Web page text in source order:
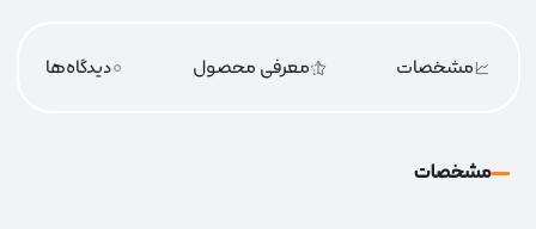
مشخصات معرفی محصول 0دیدگاه‌‌ها
مشخصات